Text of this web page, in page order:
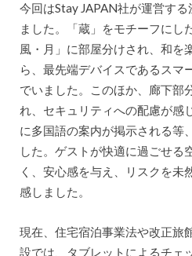
今回はStay JAPAN社が運営す
ました。「蔵」をモチーフにし
風・月」に部屋分けされ、和を
ら、最先端デバイスであるスマ
でいました。このほか、廊下部
れ、セキュリティへの配慮が感
に多国語の案内が掲示される等
した。ゲストが快適に過ごせる
く、安心感を与え、リスクを未
感しました。
現在、住宅宿泊事業法や改正旅
設では、タブレットによるチェ